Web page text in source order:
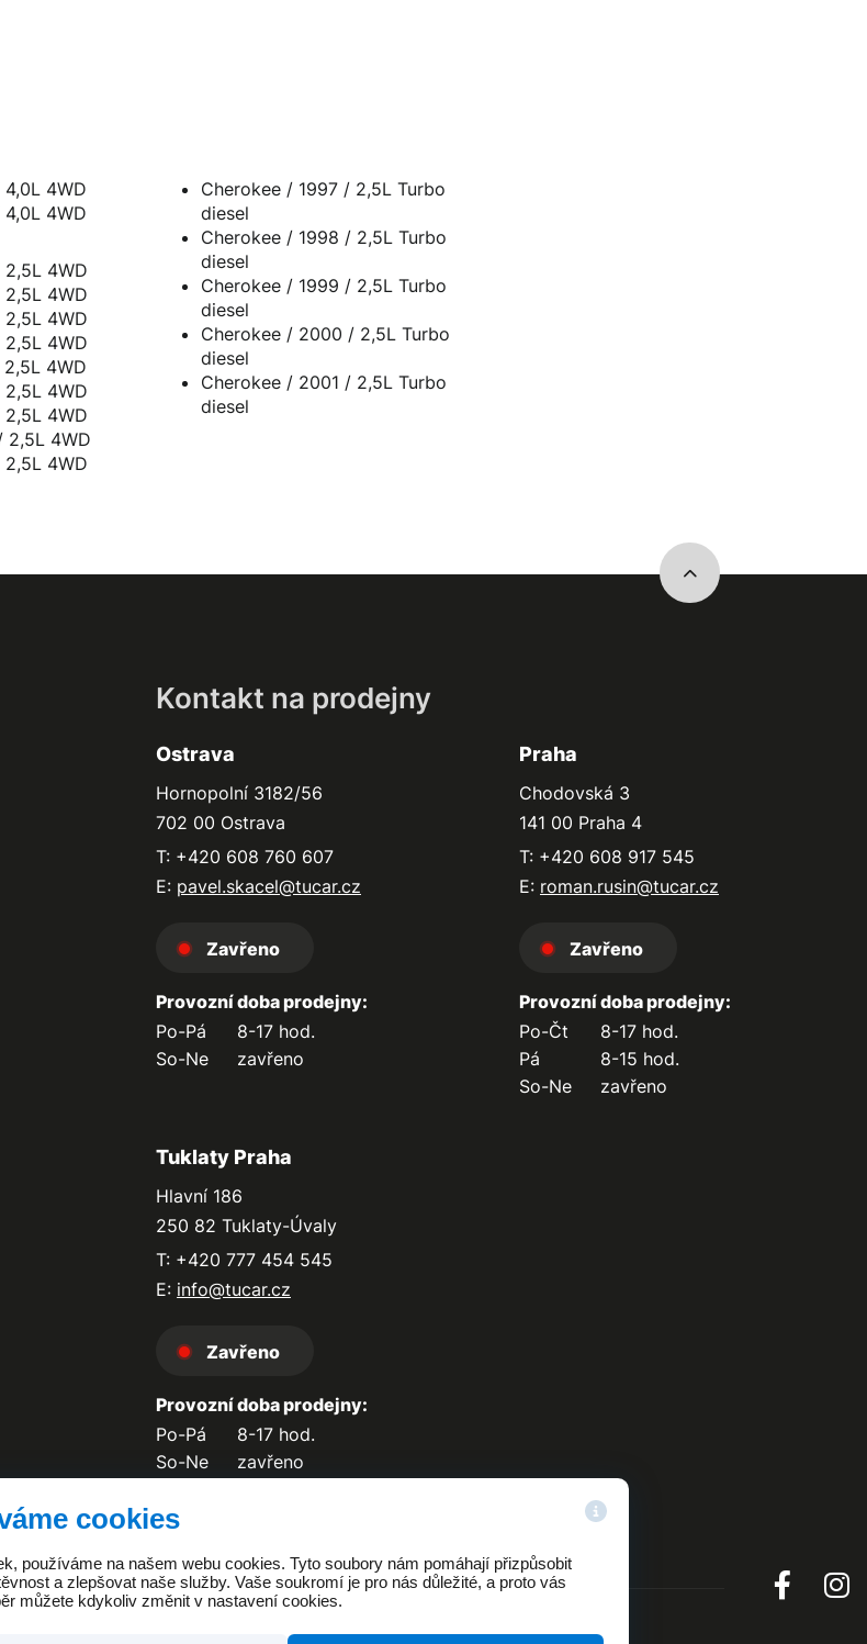
cookies
používáme na našem webu cookies. Tyto soubory nám pomáhají přizpůsobit
a zlepšovat naše služby. Vaše soukromí je pro nás důležité, a proto vás
můžete kdykoliv změnit v nastavení cookies.
Cherokee / 1992 / 4,0L 4WD
Cherokee / 1998 / 4,0L 4WD
4WD
4WD
4WD
4WD
4WD
4WD
4WD
2,5L 4WD
4WD
Cherokee / 1997 / 2,5L Turbo
diesel
Cherokee / 1998 / 2,5L Turbo
diesel
Cherokee / 1999 / 2,5L Turbo
diesel
Cherokee / 2000 / 2,5L Turbo
diesel
Cherokee / 2001 / 2,5L Turbo
diesel
Kontakt na prodejny
Ostrava
Hornopolní 3182/56
702 00 Ostrava
T: +420 608 760 607
E: pavel.skacel@tucar.cz
Zavřeno
Provozní doba prodejny:
Po-Pá
8-17 hod.
So-Ne
zavřeno
Praha
Chodovská 3
141 00 Praha 4
T: +420 608 917 545
E: roman.rusin@tucar.cz
Zavřeno
Provozní doba prodejny:
Po-Čt
8-17 hod.
Pá
8-15 hod.
So-Ne
zavřeno
Tuklaty Praha
Hlavní 186
250 82 Tuklaty-Úvaly
T: +420 777 454 545
E: info@tucar.cz
Zavřeno
Provozní doba prodejny:
Po-Pá
8-17 hod.
So-Ne
zavřeno